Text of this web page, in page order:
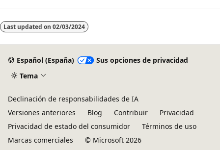
Last updated on 02/03/2024
Español (España)
Sus opciones de privacidad
Tema
Declinación de responsabilidades de IA
Versiones anteriores
Blog Contribuir
Privacidad
Privacidad de estado del consumidor
Términos de uso
Marcas comerciales
© Microsoft 2026